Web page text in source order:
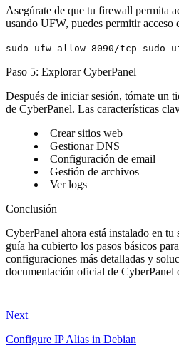
Asegúrate de que tu firewall permita
usando UFW, puedes permitir acceso
sudo ufw allow 8090/tcp sudo
Paso 5: Explorar CyberPanel
Después de iniciar sesión, tómate un
de CyberPanel. Las características
Crear sitios web
Gestionar DNS
Configuración de email
Gestión de archivos
Ver logs
Conclusión
CyberPanel ahora está instalado en
guía ha cubierto los pasos básicos
configuraciones más detalladas y
documentación oficial de CyberPanel
Next
Configure IP Alias in Debian